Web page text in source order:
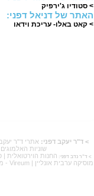
> סטודיו ג'ירפיק
האתר של דניאל דפני:
> קאט באלו- עריכת וידאו
> ד"ר יעקב דפני: אתרי ד"ר
שוניות
> ד"ר נדב דפני: החנות הוירטואלית |
מוסיקה ערבית אונליין | Vireum - מוזיאון הוידאו הויראל